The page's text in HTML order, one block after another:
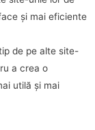
și mai eficiente
de pe alte site-
a crea o
utilă și mai